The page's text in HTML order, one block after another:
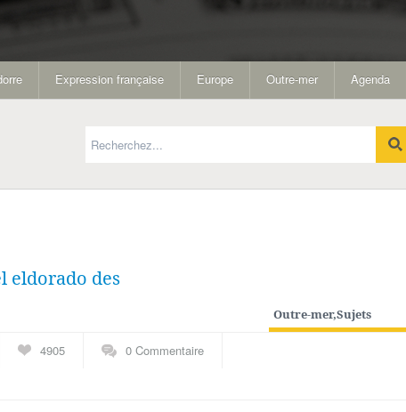
Expression française Europe Outre-mer Agenda
eldorado des
Outre-mer,Sujets
4905 0 Commentaire